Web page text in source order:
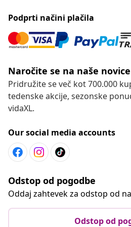
Podprti načini plačila
Naročite se na naše novice
Pridružite se več kot 700.000
tedenske akcije, sezonske
vidaXL.
Our social media accounts
Odstop od pogodbe
Oddaj zahtevek za odstop od
Odstop od